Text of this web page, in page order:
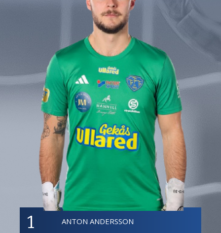
1 ANTON ANDERSSON